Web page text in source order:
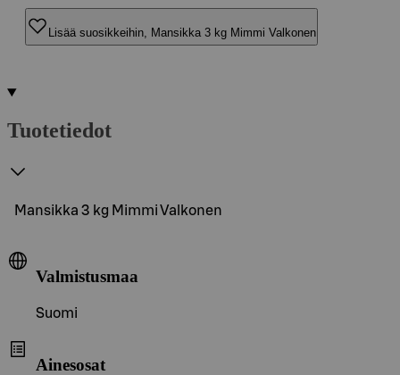
Lisää suosikkeihin, Mansikka 3 kg Mimmi Valkonen
Tuotetiedot
Mansikka 3 kg Mimmi Valkonen
Valmistusmaa
Suomi
Ainesosat